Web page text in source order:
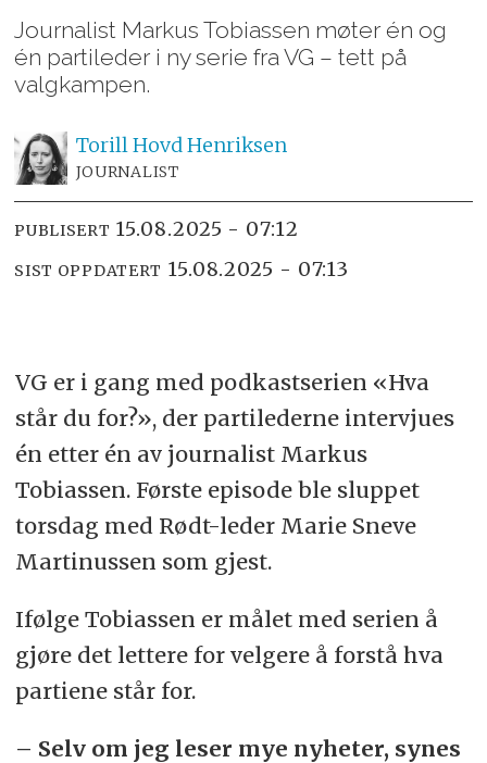
Journalist Markus Tobiassen møter én og
én partileder i ny serie fra VG – tett på
valgkampen.
Torill HovdHenriksen
JOURNALIST
PUBLISERT 15.08.2025 - 07:12
SIST OPPDATERT 15.08.2025 - 07:13
VG er i gang med podkastserien «Hva
står du for?», der partilederne intervjues
én etter én av journalist Markus
Tobiassen. Første episode ble sluppet
torsdag med Rødt-leder Marie Sneve
Martinussen som gjest.
Ifølge Tobiassen er målet med serien å
gjøre det lettere for velgere å forstå hva
partiene står for.
– Selv om jeg leser mye nyheter, synes